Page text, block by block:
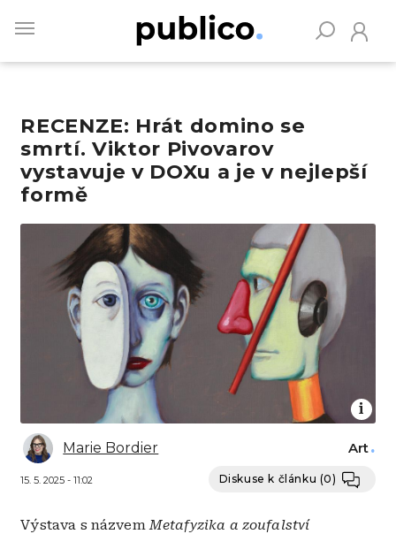
main
RECENZE: Hrát domino se
smrtí. Viktor Pivovarov
vystavuje v DOXu a je v nejlepší
formě
Obrázek
Marie Bordier
15. 5. 2025 - 11:02
Art
Diskuse k článku (0)
Výstava s názvemMetafyzika a zoufalství
Vyhledávejte na Publiku